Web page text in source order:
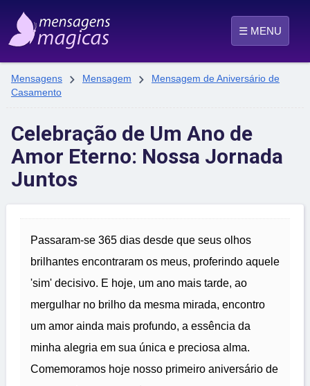
☰ MENU
Mensagens  Mensagem 
Mensagem de Aniversário de
Casamento
Celebração de Um Ano de
Amor Eterno: Nossa Jornada
Juntos
Passaram-se 365 dias desde que seus olhos
brilhantes encontraram os meus, proferindo aquele
'sim' decisivo. E hoje, um ano mais tarde, ao
mergulhar no brilho da mesma mirada, encontro
um amor ainda mais profundo, a essência da
minha alegria em sua única e preciosa alma.
Comemoramos hoje nosso primeiro aniversário de